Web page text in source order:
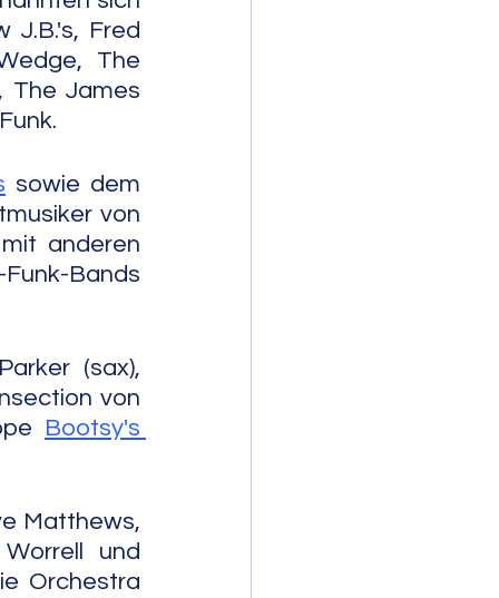
J.B.'s, Fred
The
The James
sowie dem
von
anderen
(sax),
von
Bootsy's
Matthews,
und
Orchestra